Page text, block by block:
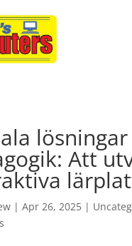
Att
| Apr 26, 2025|